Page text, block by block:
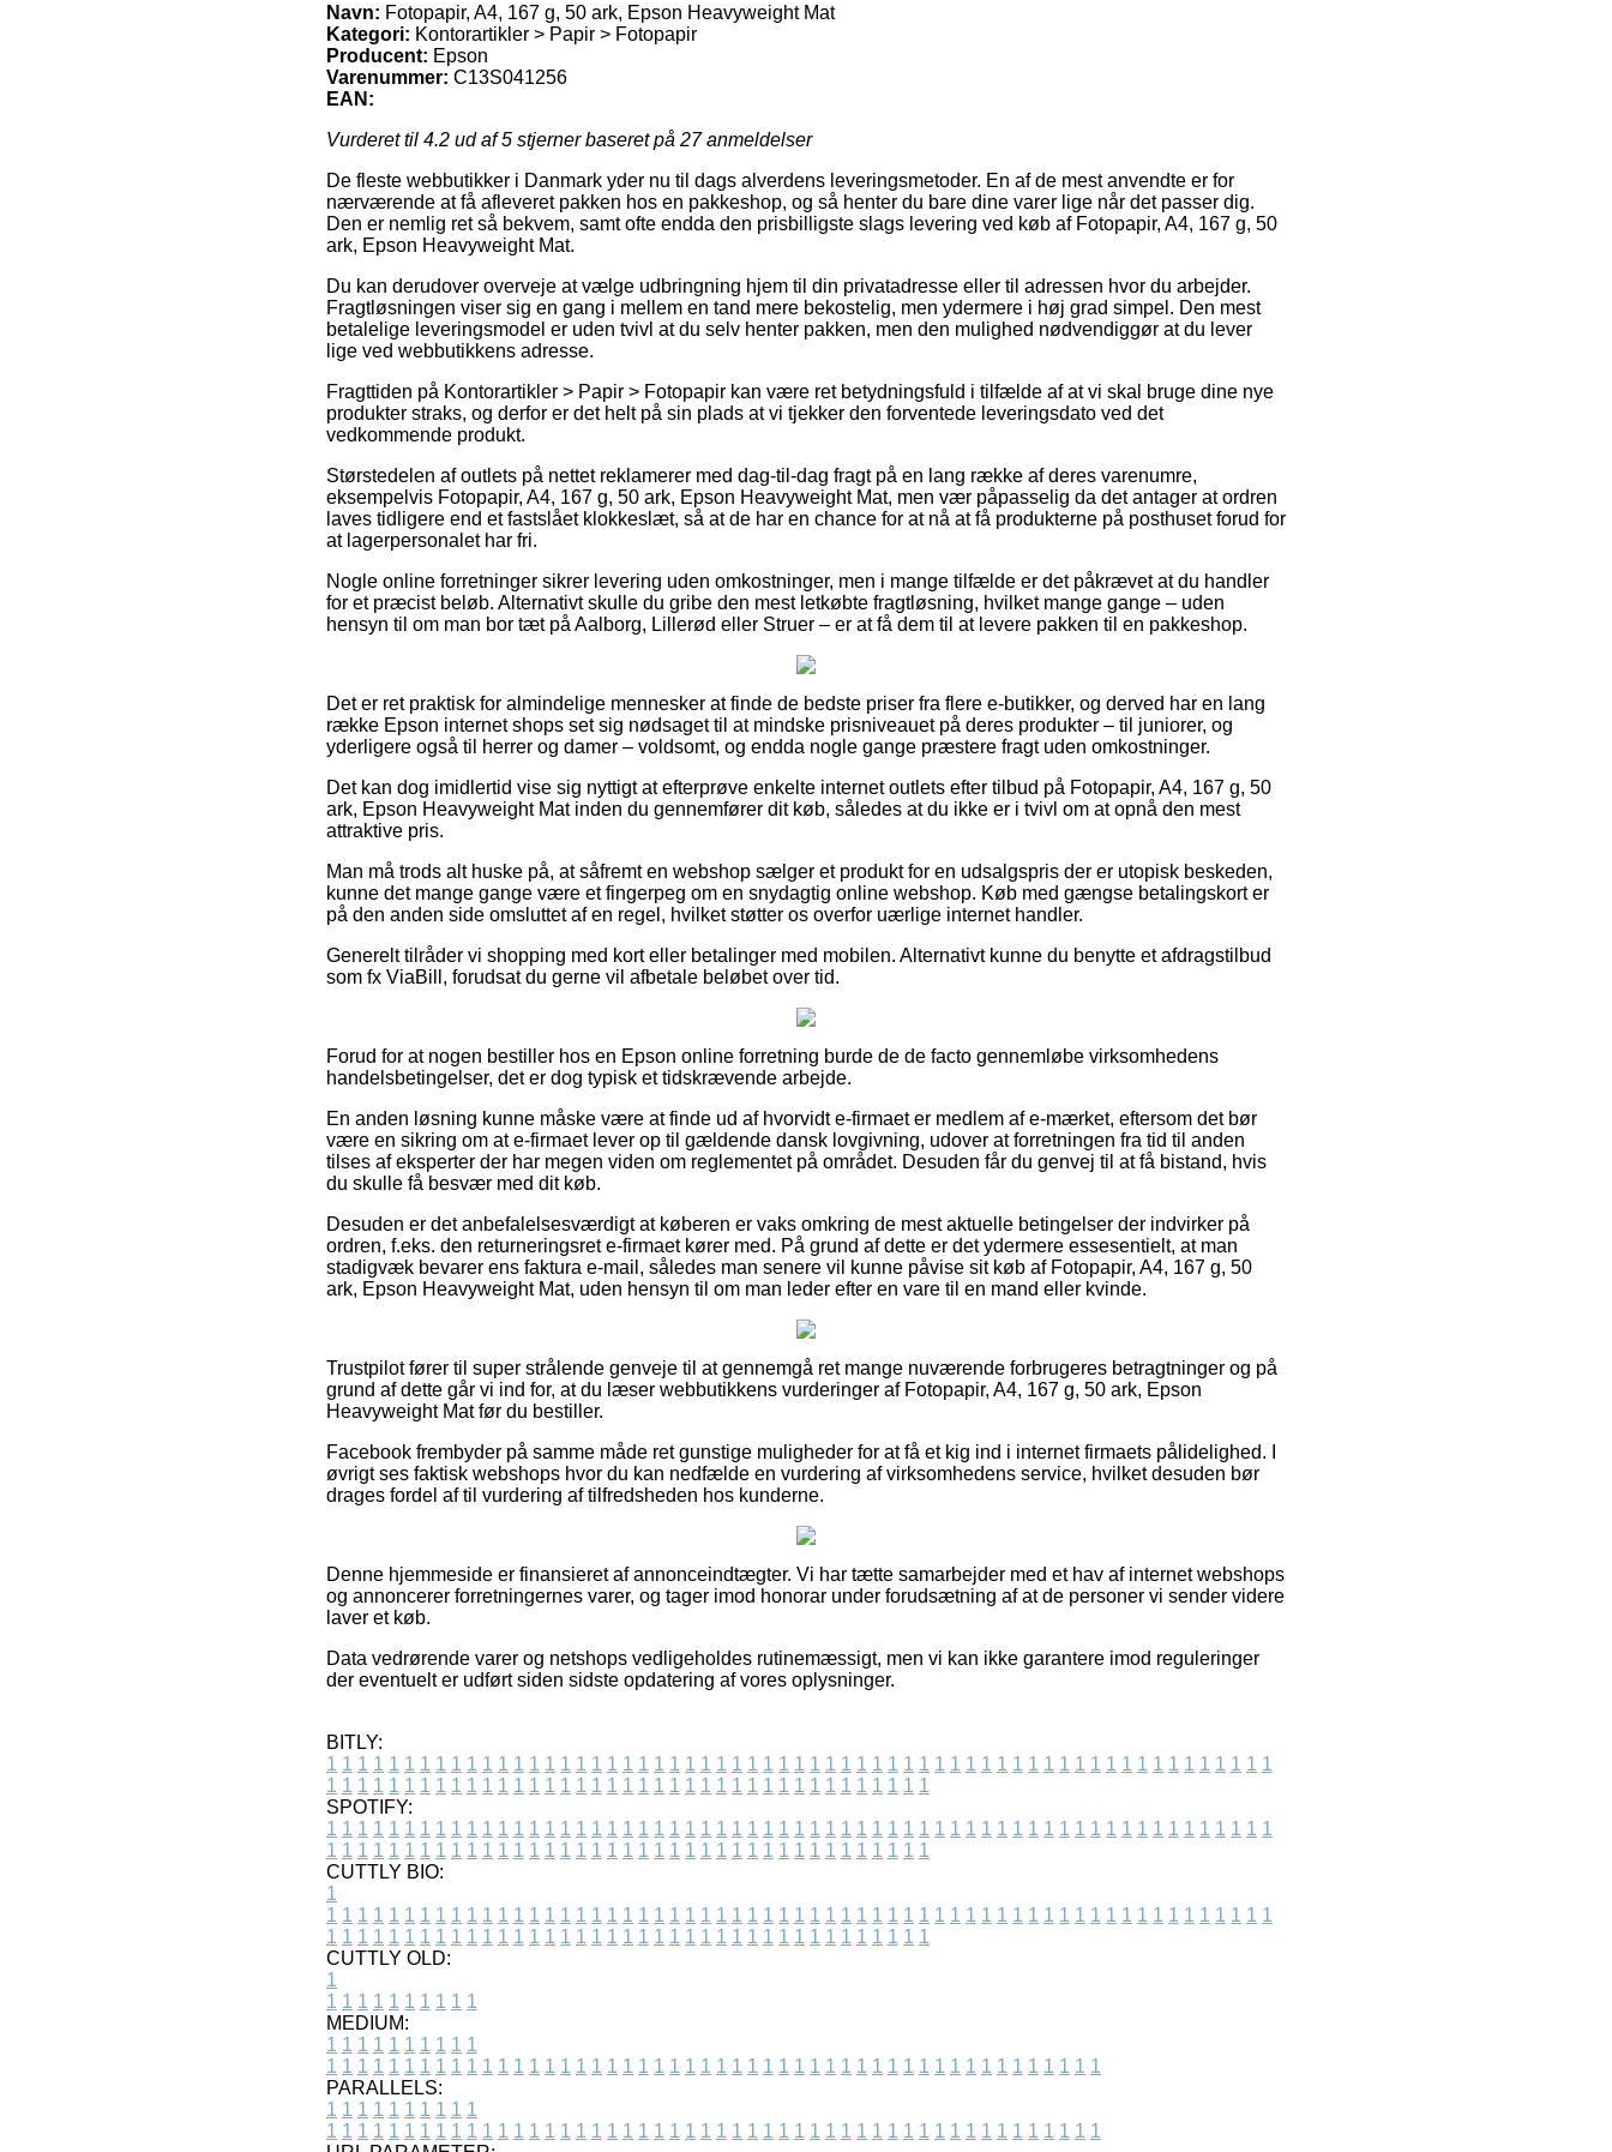
Navn: Fotopapir, A4, 167 g, 50 ark, Epson Heavyweight Mat
Kategori: Kontorartikler > Papir > Fotopapir
Producent: Epson
Varenummer: C13S041256
EAN:
Vurderet til 4.2 ud af 5 stjerner baseret på 27anmeldelser
De fleste webbutikker i Danmark yder nu til dags alverdens leveringsmetoder. En af de mest anvendte er for
nærværende at få afleveret pakken hos en pakkeshop, og så henter du bare dine varer lige når det passer dig.
Den er nemlig ret så bekvem, samt ofte endda den prisbilligste slags levering ved køb af Fotopapir, A4, 167 g, 50
ark, Epson Heavyweight Mat.
Du kan derudover overveje at vælge udbringning hjem til din privatadresse eller til adressen hvor du arbejder.
Fragtløsningen viser sig en gang i mellem en tand mere bekostelig, men ydermere i høj grad simpel. Den mest
betalelige leveringsmodel er uden tvivl at du selv henter pakken, men den mulighed nødvendiggør at du lever
lige ved webbutikkens adresse.
Fragttiden på Kontorartikler > Papir > Fotopapir kan være ret betydningsfuld i tilfælde af at vi skal bruge dine nye
produkter straks, og derfor er det helt på sin plads at vi tjekker den forventede leveringsdato ved det
vedkommende produkt.
Størstedelen af outlets på nettet reklamerer med dag-til-dag fragt på en lang række af deres varenumre,
eksempelvis Fotopapir, A4, 167 g, 50 ark, Epson Heavyweight Mat, men vær påpasselig da det antager at ordren
laves tidligere end et fastslået klokkeslæt, så at de har en chance for at nå at få produkterne på posthuset forud for
at lagerpersonalet har fri.
Nogle online forretninger sikrer levering uden omkostninger, men i mange tilfælde er det påkrævet at du handler
for et præcist beløb. Alternativt skulle du gribe den mest letkøbte fragtløsning, hvilket mange gange – uden
hensyn til om man bor tæt på Aalborg, Lillerød eller Struer – er at få dem til at levere pakken til en pakkeshop.
Det er ret praktisk for almindelige mennesker at finde de bedste priser fra flere e-butikker, og derved har en lang
række Epson internet shops set sig nødsaget til at mindske prisniveauet på deres produkter – til juniorer, og
yderligere også til herrer og damer – voldsomt, og endda nogle gange præstere fragt uden omkostninger.
Det kan dog imidlertid vise sig nyttigt at efterprøve enkelte internet outlets efter tilbud på Fotopapir, A4, 167 g, 50
ark, Epson Heavyweight Mat inden du gennemfører dit køb, således at du ikke er i tvivl om at opnå den mest
attraktive pris.
Man må trods alt huske på, at såfremt en webshop sælger et produkt for en udsalgspris der er utopisk beskeden,
kunne det mange gange være et fingerpeg om en snydagtig online webshop. Køb med gængse betalingskort er
på den anden side omsluttet af en regel, hvilket støtter os overfor uærlige internet handler.
Generelt tilråder vi shopping med kort eller betalinger med mobilen. Alternativt kunne du benytte et afdragstilbud
som fx ViaBill, forudsat du gerne vil afbetale beløbet over tid.
Forud for at nogen bestiller hos en Epson online forretning burde de de facto gennemløbe virksomhedens
handelsbetingelser, det er dog typisk et tidskrævende arbejde.
En anden løsning kunne måske være at finde ud af hvorvidt e-firmaet er medlem af e-mærket, eftersom det bør
være en sikring om at e-firmaet lever op til gældende dansk lovgivning, udover at forretningen fra tid til anden
tilses af eksperter der har megen viden om reglementet på området. Desuden får du genvej til at få bistand, hvis
du skulle få besvær med dit køb.
Desuden er det anbefalelsesværdigt at køberen er vaks omkring de mest aktuelle betingelser der indvirker på
ordren, f.eks. den returneringsret e-firmaet kører med. På grund af dette er det ydermere essesentielt, at man
stadigvæk bevarer ens faktura e-mail, således man senere vil kunne påvise sit køb af Fotopapir, A4, 167 g, 50
ark, Epson Heavyweight Mat, uden hensyn til om man leder efter en vare til en mand eller kvinde.
Trustpilot fører til super strålende genveje til at gennemgå ret mange nuværende forbrugeres betragtninger og på
grund af dette går vi ind for, at du læser webbutikkens vurderinger af Fotopapir, A4, 167 g, 50 ark, Epson
Heavyweight Mat før du bestiller.
Facebook frembyder på samme måde ret gunstige muligheder for at få et kig ind i internet firmaets pålidelighed. I
øvrigt ses faktisk webshops hvor du kan nedfælde en vurdering af virksomhedens service, hvilket desuden bør
drages fordel af til vurdering af tilfredsheden hos kunderne.
Denne hjemmeside er finansieret af annonceindtægter. Vi har tætte samarbejder med et hav af internet webshops
og annoncerer forretningernes varer, og tager imod honorar under forudsætning af at de personer vi sender videre
laver et køb.
Data vedrørende varer og netshops vedligeholdes rutinemæssigt, men vi kan ikke garantere imod reguleringer
der eventuelt er udført siden sidste opdatering af vores oplysninger.
BITLY:
1 1 1 1 1 1 1 1 1 1 1 1 1 1 1 1 1 1 1 1 1 1 1 1 1 1 1 1 1 1 1 1 1 1 1 1 1 1 1 1 1 1 1 1 1 1 1 1 1 1 1 1 1 1 1 1 1 1 1 1 1
1 1 1 1 1 1 1 1 1 1 1 1 1 1 1 1 1 1 1 1 1 1 1 1 1 1 1 1 1 1 1 1 1 1 1 1 1 1 1
SPOTIFY:
1 1 1 1 1 1 1 1 1 1 1 1 1 1 1 1 1 1 1 1 1 1 1 1 1 1 1 1 1 1 1 1 1 1 1 1 1 1 1 1 1 1 1 1 1 1 1 1 1 1 1 1 1 1 1 1 1 1 1 1 1
1 1 1 1 1 1 1 1 1 1 1 1 1 1 1 1 1 1 1 1 1 1 1 1 1 1 1 1 1 1 1 1 1 1 1 1 1 1 1
CUTTLY BIO:
1
1 1 1 1 1 1 1 1 1 1 1 1 1 1 1 1 1 1 1 1 1 1 1 1 1 1 1 1 1 1 1 1 1 1 1 1 1 1 1 1 1 1 1 1 1 1 1 1 1 1 1 1 1 1 1 1 1 1 1 1 1
1 1 1 1 1 1 1 1 1 1 1 1 1 1 1 1 1 1 1 1 1 1 1 1 1 1 1 1 1 1 1 1 1 1 1 1 1 1 1
CUTTLY OLD:
1
1 1 1 1 1 1 1 1 1 1
MEDIUM:
1 1 1 1 1 1 1 1 1 1
1 1 1 1 1 1 1 1 1 1 1 1 1 1 1 1 1 1 1 1 1 1 1 1 1 1 1 1 1 1 1 1 1 1 1 1 1 1 1 1 1 1 1 1 1 1 1 1 1 1
PARALLELS:
1 1 1 1 1 1 1 1 1 1
1 1 1 1 1 1 1 1 1 1 1 1 1 1 1 1 1 1 1 1 1 1 1 1 1 1 1 1 1 1 1 1 1 1 1 1 1 1 1 1 1 1 1 1 1 1 1 1 1 1